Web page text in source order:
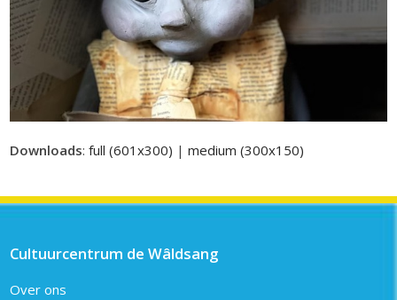
Downloads:full (601x300) |medium (300x150)
Cultuurcentrum de Wâldsang
Over ons